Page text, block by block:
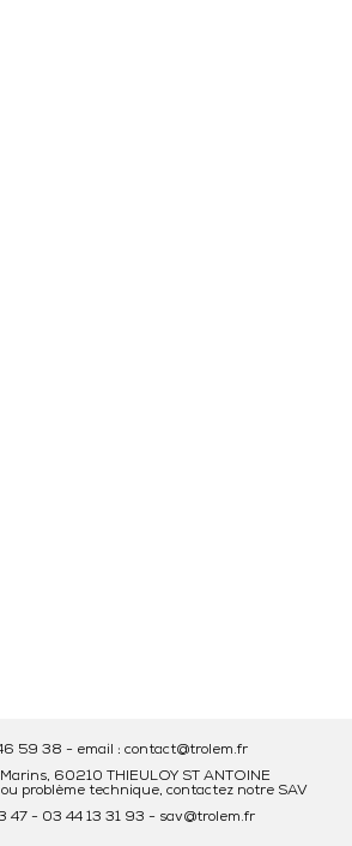
59 38 - email : contact@trolem.fr
60210 THIEULOY ST ANTOINE
problème technique, contactez notre SAV
47- 03 44 13 31 93 - sav@trolem.fr